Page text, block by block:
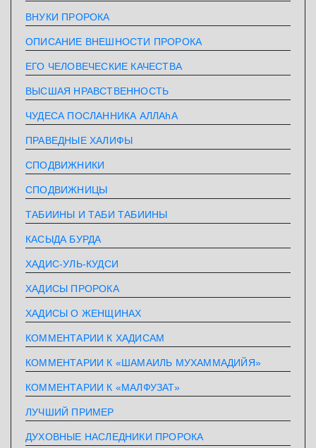
ВНУКИ ПРОРОКА
ОПИСАНИЕ ВНЕШНОСТИ ПРОРОКА
ЕГО ЧЕЛОВЕЧЕСКИЕ КАЧЕСТВА
ВЫСШАЯ НРАВСТВЕННОСТЬ
ЧУДЕСА ПОСЛАННИКА АЛЛАhА
ПРАВЕДНЫЕ ХАЛИФЫ
СПОДВИЖНИКИ
СПОДВИЖНИЦЫ
ТАБИИНЫ И ТАБИ ТАБИИНЫ
КАСЫДА БУРДА
ХАДИС-УЛЬ-КУДСИ
ХАДИСЫ ПРОРОКА
ХАДИСЫ О ЖЕНЩИНАХ
КОММЕНТАРИИ К ХАДИСАМ
КОММЕНТАРИИ К «ШАМАИЛЬ МУХАММАДИЙЯ»
КОММЕНТАРИИ К «МАЛФУЗАТ»
ЛУЧШИЙ ПРИМЕР
ДУХОВНЫЕ НАСЛЕДНИКИ ПРОРОКА